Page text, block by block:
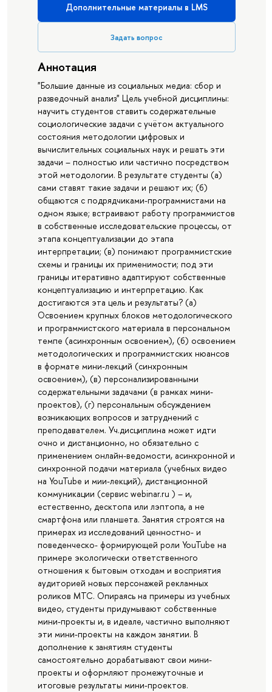
Дополнительные материалы в LMS
Задать вопрос
Аннотация
"Большие данные из социальных медиа: сбор и
разведочный анализ" Цель учебной дисциплины:
научить студентов ставить содержательные
социологические задачи с учётом актуального
состояния методологии цифровых и
вычислительных социальных наук и решать эти
задачи – полностью или частично посредством
этой методологии. В результате студенты (а)
сами ставят такие задачи и решают их; (б)
общаются с подрядчиками-программистами на
одном языке; встраивают работу программистов
в собственные исследовательские процессы, от
этапа концептуализации до этапа
интерпретации; (в) понимают программистские
схемы и границы их применимости; под эти
границы итеративно адаптируют собственные
концептуализацию и интерпретацию. Как
достигаются эта цель и результаты? (а)
Освоением крупных блоков методологического
и программистского материала в персональном
темпе (асинхронным освоением), (б) освоением
методологических и программистских нюансов
в формате мини-лекций (синхронным
освоением), (в) персонализированными
содержательными задачами (в рамках мини-
проектов), (г) персональным обсуждением
возникающих вопросов и затруднений с
преподавателем. Уч.дисциплина может идти
очно и дистанционно, но обязательно с
применением онлайн-ведомости, асинхронной и
синхронной подачи материала (учебных видео
на YouTube и мии-лекций), дистанционной
коммуникации (сервис webinar.ru ) – и,
естественно, десктопа или лэптопа, а не
смартфона или планшета. Занятия строятся на
примерах из исследований ценностно- и
поведенческо- формирующей роли YouTube на
примере экологически ответственного
отношения к бытовым отходам и восприятия
аудиторией новых персонажей рекламных
роликов МТС. Опираясь на примеры из учебных
видео, студенты придумывают собственные
мини-проекты и, в идеале, частично выполняют
эти мини-проекты на каждом занятии. В
дополнение к занятиям студенты
самостоятельно дорабатывают свои мини-
проекты и оформляют промежуточные и
итоговые результаты мини-проектов.